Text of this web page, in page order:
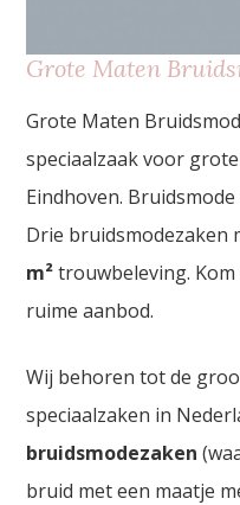
Grote Maten
Grote Maten
speciaalzaak voor
Eindhoven.
Drie bruidsmodezaken
m²trouwbeleving.
ruime aanbod.
Wij behoren tot de
speciaalzaken in
bruidsmodezaken
bruid met een maatje